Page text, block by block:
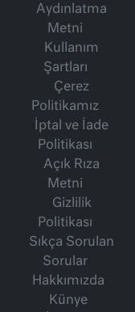
Aydınlatma
Metni
Kullanım
Şartları
Çerez
Politikamız
İptal ve İade
Politikası
Açık Rıza
Metni
Gizlilik
Politikası
Sıkça Sorulan
Sorular
Hakkımızda
Künye